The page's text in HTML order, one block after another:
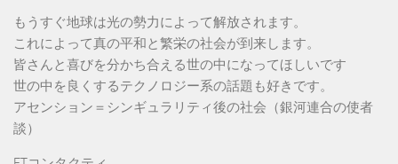
もうすぐ地球は光の勢力によって解放されます。
これによって真の平和と繁栄の社会が到来します。
皆さんと喜びを分かち合える世の中になってほしいです
世の中を良くするテクノロジー系の話題も好きです。
アセンション＝シンギュラリティ後の社会（銀河連合の使者
談）